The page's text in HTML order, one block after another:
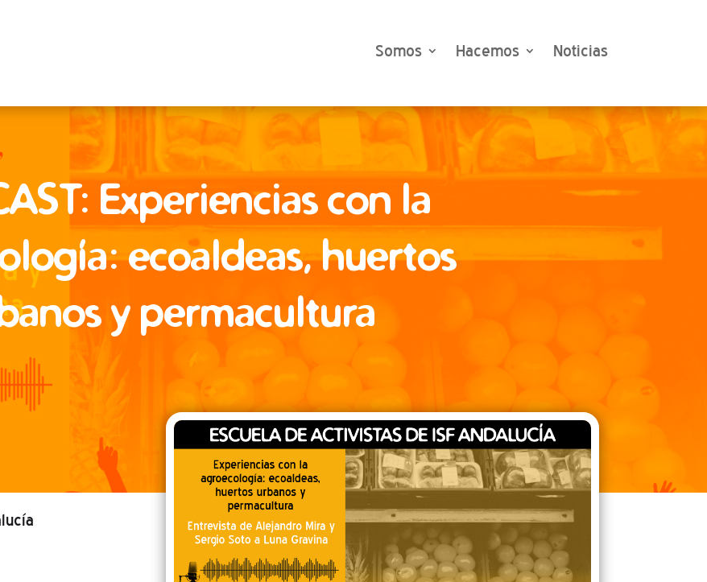
Somos Hacemos Noticias
Experiencias con la
ecoaldeas, huertos
y permacultura